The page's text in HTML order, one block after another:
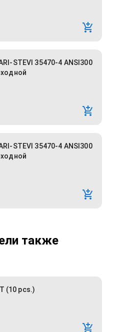
STEVI 35470-4 ANSI300
STEVI 35470-4 ANSI300
также
(10 pcs.)